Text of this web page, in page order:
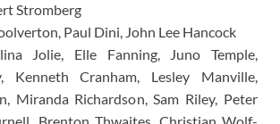
Stromberg
Paul Dini, John Lee Hancock
Jolie, Elle Fanning, Juno Temple,
Kenneth Cranham, Lesley Manville,
Miranda Richardson, Sam Riley, Peter